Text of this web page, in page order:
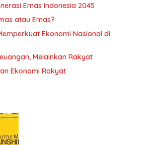
Emas Indonesia 2045
atau Emas?
Ekonomi Nasional di
Melainkan Rakyat
Ekonomi Rakyat